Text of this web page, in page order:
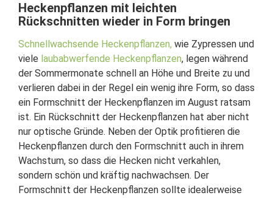
Heckenpflanzen mit leichten
Rückschnitten wieder in Form bringen
Schnellwachsende Heckenpflanzen, wie Zypressen und
viele laubabwerfende Heckenpflanzen, legen während
der Sommermonate schnell an Höhe und Breite zu und
verlieren dabei in der Regel ein wenig ihre Form, so dass
ein Formschnitt der Heckenpflanzen im August ratsam
ist. Ein Rückschnitt der Heckenpflanzen hat aber nicht
nur optische Gründe. Neben der Optik profitieren die
Heckenpflanzen durch den Formschnitt auch in ihrem
Wachstum, so dass die Hecken nicht verkahlen,
sondern schön und kräftig nachwachsen. Der
Formschnitt der Heckenpflanzen sollte idealerweise